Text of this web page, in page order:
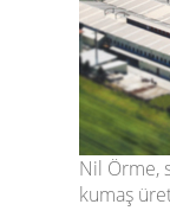
Nil Örme,
kumaş